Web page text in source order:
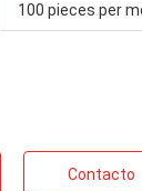
100 pieces per
Contacto